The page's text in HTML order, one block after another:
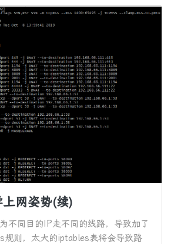
网姿势(续)
不同目的IP走不同的线路，导致加了
规则，太大的iptables表将会导致路